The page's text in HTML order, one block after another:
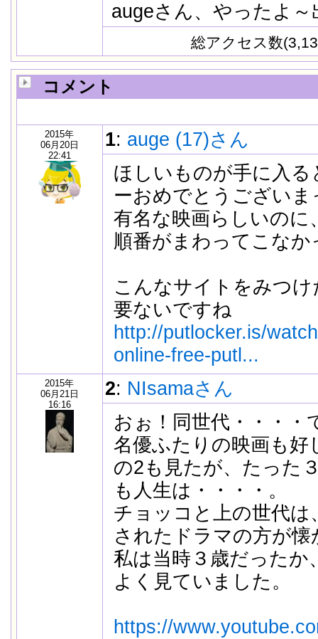
augeさん、やったよ～
総アクセス数
コメント
2015年
06月20日
22:41
1: auge (17)さん
ほしいものが手に入
ーおめでとうございま
有名な映画らしいのに
順番がまわってこなか
こんなサイトをみつ
要ないですね
http://putlocker.is/
online-free-putl...
2015年
06月21日
16:16
2: NIsamaさん
おぉ！同世代・・・・
名優ふたりの映画も好
の2も見たが、たった
も人生は・・・・。
チョッコと上の世代は
されたドラマの方が
私は当時３歳だったか
よく見ていました。
https://